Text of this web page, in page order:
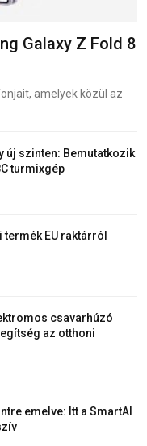
Galaxy Z Fold 8
amelyek közül az
új szinten: Bemutatkozik
turmixgép
EU raktárról
csavarhúzó
az otthoni
emelve: Itt a SmartAI